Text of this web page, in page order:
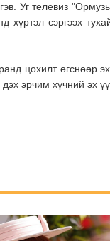
Уг телевиз
сэргээх
цохилт өгснөөр
эрчим хүчний эх